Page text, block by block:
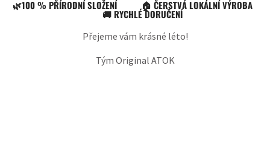
🌿100 % PŘÍRODNÍ SLOŽENÍ 🏠 ČERSTVÁ LOKÁLNÍ VÝROBA
🚚 RYCHLÉ DORUČENÍ
Přejeme vám krásné léto!
Tým Original ATOK